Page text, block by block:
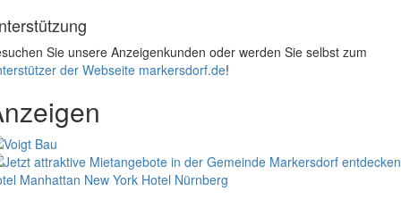
Sie unsere Anzeigenkunden oder werden Sie selbst zum
der Webseite markersdorf.de!
Manhattan New York Hotel Nürnberg